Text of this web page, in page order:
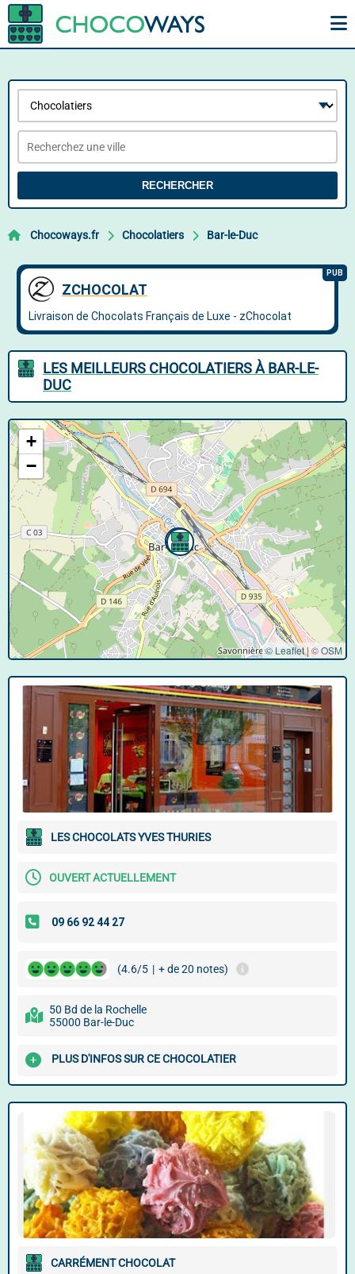
RECHERCHER
Chocoways.fr Chocolatiers Bar-le-Duc
LES MEILLEURS CHOCOLATIERS À BAR-LE-
DUC
+
−
© Leaflet|©OSM
LES CHOCOLATS YVES THURIES
OUVERT ACTUELLEMENT
(4.6/5 | + de 20 notes)
50 Bd de la Rochelle
55000 Bar-le-Duc
PLUS D'INFOS SUR CE CHOCOLATIER
CARRÉMENT CHOCOLAT